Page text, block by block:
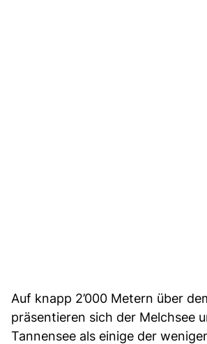
Auf knapp 2’000 Metern über
präsentieren sich der Melchsee
Tannensee als einige der